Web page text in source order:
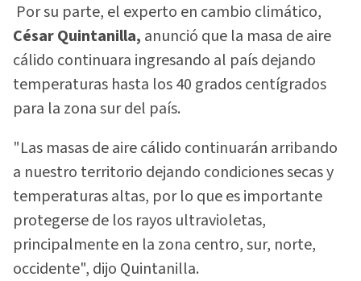
Por su parte, el experto en cambio climático,
César Quintanilla, anunció que la masa de aire
cálido continuara ingresando al país dejando
temperaturas hasta los 40 grados centígrados
para la zona sur del país.
"Las masas de aire cálido continuarán arribando
a nuestro territorio dejando condiciones secas y
temperaturas altas, por lo que es importante
protegerse de los rayos ultravioletas,
principalmente en la zona centro, sur, norte,
occidente", dijo Quintanilla.